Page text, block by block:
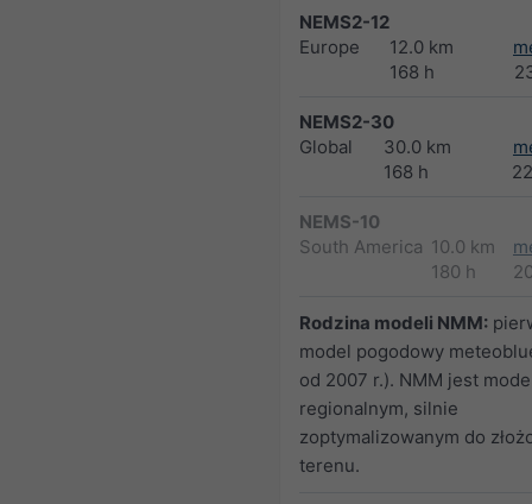
NEMS2-12
Europe
12.0 km
168 h
NEMS2-30
Global
30.0 km
168 h
NEMS-10
South America 10.0 km
180 h
Rodzina modeli NMM:
model pogodowy
od 2007 r.). NMM jest
regionalnym, silnie
zoptymalizowanym do
terenu.